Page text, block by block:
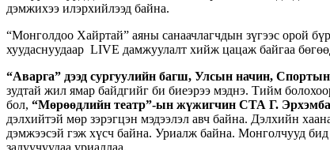
дэмжихээ илэрхийлээд байна.
“Монголдоо Хайртай” аяны санаачлагчдын зүгээс орой
хуудаснуудаар LIVE дамжуулалт хийж цацаж байгаа
“Аварга” дээд сургуулийн багш, Улсын начин,
зудтай жил ямар байдгийг би биеэрээ мэднэ. Тийм
бол, “Мөрөөдлийн театр”-ын жүжигчин СТА Г.
дэлхийтэй мөр зэрэгцэн мэдээлэл авч байна. Дэлхийн
дэмжээсэй гэж хүсч байна. Уриалж байна. Монголчууд бид
залуучуудаа уриаллаа.